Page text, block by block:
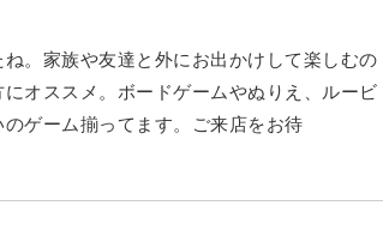
。家族や友達と外にお出かけして楽しむの
オススメ。ボードゲームやぬりえ、ルービ
ゲーム揃ってます。ご来店をお待